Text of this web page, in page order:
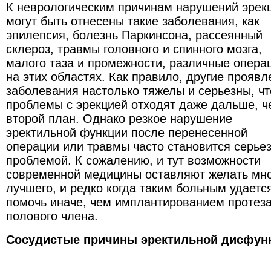
К неврологическим причинам нарушений
могут быть отнесены такие заболевания, как
эпилепсия, болезнь Паркинсона, рассеянный
склероз, травмы головного и спинного мозга,
малого таза и промежности, различные
на этих областях. Как правило, другие
заболевания настолько тяжелы и серьезны,
проблемы с эрекцией отходят даже дальше,
второй план. Однако резкое нарушение
эректильной функции после перенесенной
операции или травмы часто становится
проблемой. К сожалению, и тут возможности
современной медицины оставляют желать
лучшего, и редко когда таким больным
помочь иначе, чем имплантированием
полового члена.
Сосудистые причины эректильной